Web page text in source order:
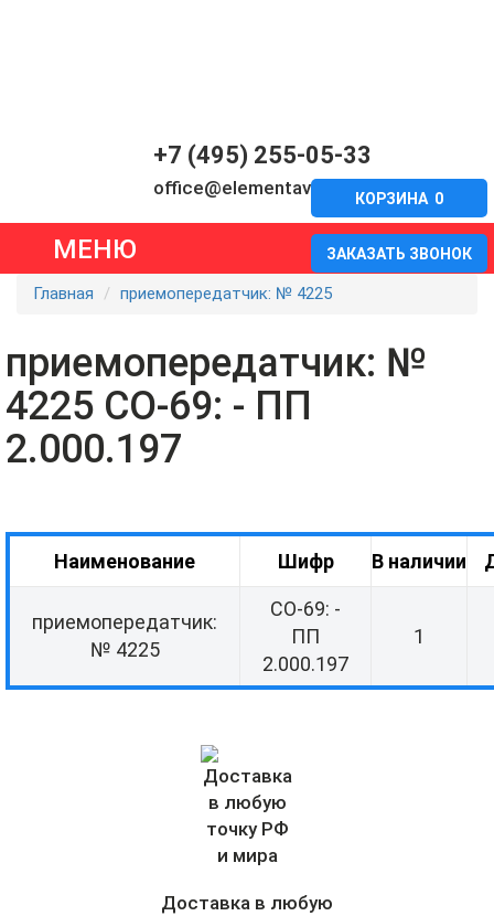
+7 (495) 255-05-33
office@elementavia.ru
ЗАКАЗАТЬ ЗВОНОК
КОРЗИНА 0
МЕНЮ
Главная приемопередатчик: № 4225
приемопередатчик: №
4225 СО-69: - ПП
2.000.197
Наименование Шифр В наличии
приемопередатчик:
№ 4225
СО-69: -
ПП
2.000.197
1
Доставка в любую